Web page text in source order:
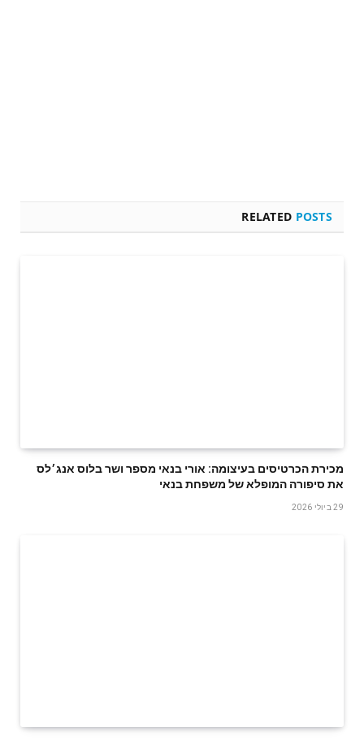
RELATED POSTS
‬את‭ ‬סיפורה‭ ‬המופלא‭ ‬של‭ ‬משפחת‭ ‬בנאי
29 ביולי 2026